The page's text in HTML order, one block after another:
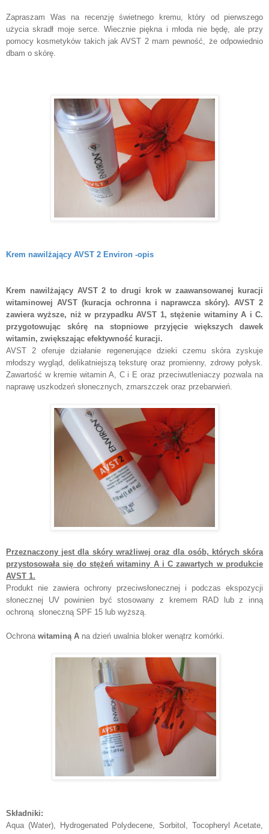
Zapraszam Was na recenzję świetnego kremu, który od pierwszego
użycia skradł moje serce. Wiecznie piękna i młoda nie będę, ale przy
pomocy kosmetyków takich jak AVST 2 mam pewność, że odpowiednio
dbam o skórę.
Krem nawilżający AVST 2 Environ -opis
Krem nawilżający AVST 2 to drugi krok w zaawansowanej kuracji
witaminowej AVST (kuracja ochronna i naprawcza skóry). AVST 2
zawiera wyższe, niż w przypadku AVST 1, stężenie witaminy A i C.
przygotowując skórę na stopniowe przyjęcie większych dawek
witamin, zwiększając efektywność kuracji.
AVST 2 oferuje działanie regenerujące dzieki czemu skóra zyskuje
młodszy wygląd, delikatniejszą teksturę oraz promienny, zdrowy połysk.
Zawartość w kremie witamin A, C i E oraz przeciwutleniaczy pozwala na
naprawę uszkodzeń słonecznych, zmarszczek oraz przebarwień
Przeznaczony jest dla skóry wrażliwej orazdla osób, których skóra
przystosowała się do stężeń witaminy A i C zawartych w produkcie
AVST 1.
Produkt nie zawiera ochrony przeciwsłonecznej i podczas ekspozycji
słonecznej UV powinien być stosowany z kremem RAD lub z inną
ochroną słoneczną SPF 15 lub wyższą.
Ochrona witaminą A na dzień uwalnia bloker wenątrz komórki.
Składniki:
Aqua (Water), Hydrogenated Polydecene, Sorbitol, Tocopheryl Acetate,